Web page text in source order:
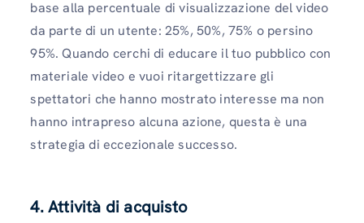
base alla percentuale di visualizzazione del video
da parte di un utente: 25%, 50%, 75% o persino
95%. Quando cerchi di educare il tuo pubblico con
materiale video e vuoi ritargettizzare gli
spettatori che hanno mostrato interesse ma non
hanno intrapreso alcuna azione, questa è una
strategia di eccezionale successo.
4. Attività di acquisto